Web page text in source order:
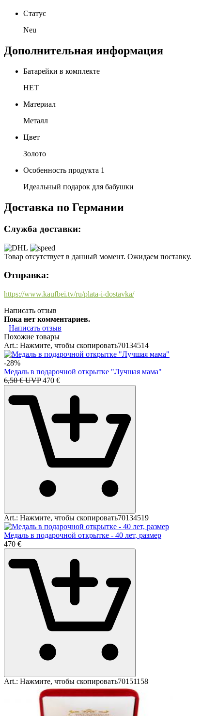
Статус
Neu
Дополнительная информация
Батарейки в комплекте
НЕТ
Материал
Металл
Цвет
Золото
Особенность продукта 1
Идеальный подарок для бабушки
Доставка по Германии
Служба доставки:
Товар отсутствует в данный момент. Ожидаем поставку.
Отправка:
https://www.kaufbei.tv/ru/plata-i-dostavka/
Написать отзыв
Пока нет комментариев.
Написать отзыв
Похожие товары
Art.: Нажмите, чтобы скопировать70134514
-28%
Медаль в подарочной открытке "Лучшая мама"
6,50 € UVP 470 €
Art.: Нажмите, чтобы скопировать70134519
Медаль в подарочной открытке - 40 лет, размер
470 €
Art.: Нажмите, чтобы скопировать70151158